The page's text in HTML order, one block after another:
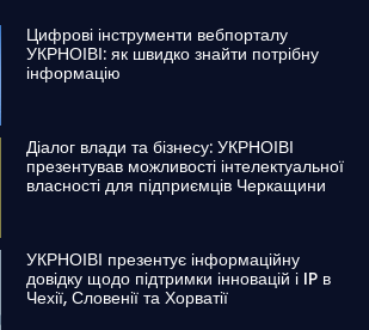
Цифрові інструменти вебпорталу
УКРНОІВІ: як швидко знайти потрібну
інформацію
Діалог влади та бізнесу: УКРНОІВІ
презентував можливості інтелектуальної
власності для підприємців Черкащини
УКРНОІВІ презентує інформаційну
довідку щодо підтримки інновацій і IP в
Чехії, Словенії та Хорватії